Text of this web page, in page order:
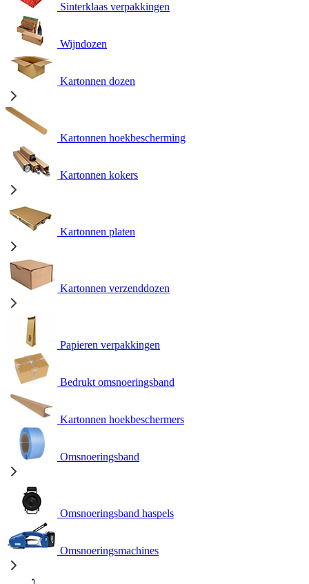
Sinterklaas verpakkingen
Wijndozen
Kartonnen dozen
Kartonnen hoekbescherming
Kartonnen kokers
Kartonnen platen
Kartonnen verzenddozen
Papieren verpakkingen
Bedrukt omsnoeringsband
Kartonnen hoekbeschermers
Omsnoeringsband
Omsnoeringsband haspels
Omsnoeringsmachines